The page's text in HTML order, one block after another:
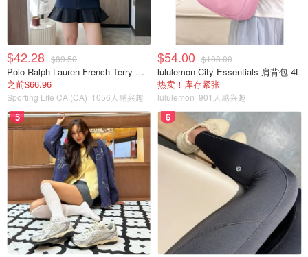
$42.28 $89.50
Polo Ralph Lauren French Terry 女童连帽卫衣 7-16码
之前$66.96
Sporting Life CA (CA) 1056人感兴趣
$54.00 $108.00
lululemon City Essentials 肩背包 4L
热卖！库存紧张
lululemon 901人感兴趣
5 6